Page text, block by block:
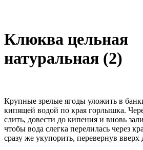
Клюква цельная
натуральная (2)
Крупные зрелые ягоды уложить в
кипящей водой по края горлышка.
слить, довести до кипения и вновь
чтобы вода слегка перелилась через
сразу же укупорить, перевернув вверх